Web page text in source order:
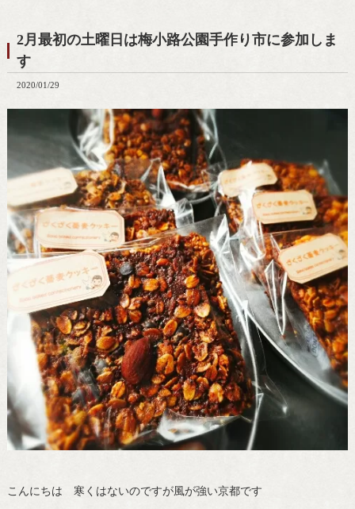
2月最初の土曜日は梅小路公園手作り市に参加しま
す
2020/01/29
こんにちは 寒くはないのですが風が強い京都です